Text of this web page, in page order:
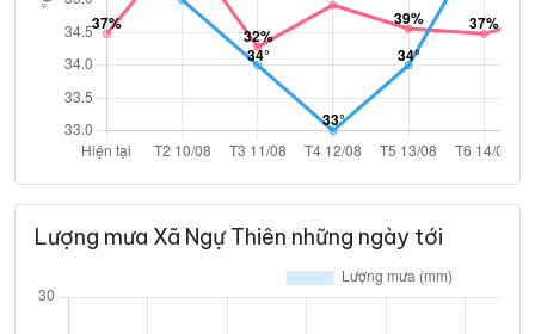
Lượng mưa Xã Ngự Thiên những ngày tới